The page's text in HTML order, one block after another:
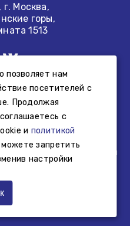
г. Москва,
горы,
1513
сайте Фонда, не является
образовательной или
Фонда, а представляет
или
осуществляемой иными
лицами.
«Вега», 2025 г.
позволяет нам
посетителей с
Продолжая
с
и политикой
запретить
настройки